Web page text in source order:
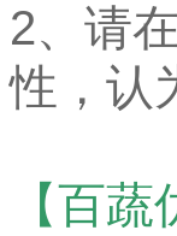
2、请
性，认
【百蔬